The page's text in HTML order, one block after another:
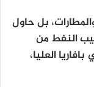
بل حاول
النفط من
العليا،